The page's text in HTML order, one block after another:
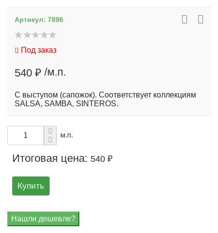
Артикул: 7896
Под заказ
540 ₽ /м.п.
С выступом (сапожок). Соответствует коллекциям
SALSA, SAMBA, SINTEROS.
м.п.
Итоговая цена: 540 ₽
Купить